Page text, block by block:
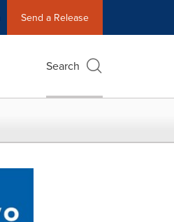
Send a Release
Search